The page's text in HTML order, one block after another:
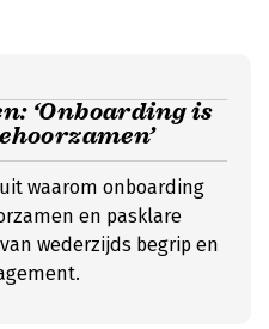
‘Onboarding is
waarom onboarding
en pasklare
wederzijds begrip en